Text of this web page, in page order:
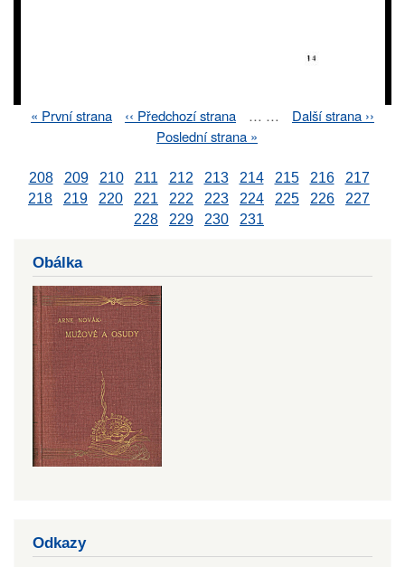
First
« První strana
Previous
‹‹ Předchozí strana … …
Next
Další strana ››
Last
Poslední strana »
208 209 210 211 212 213 214 215 216
217
218
219 220 221 222 223 224 225 226
227
228
229 230 231
Obálka
Odkazy